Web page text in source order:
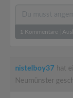
1 Kommentare
nistelboy37 hat
Neumünster